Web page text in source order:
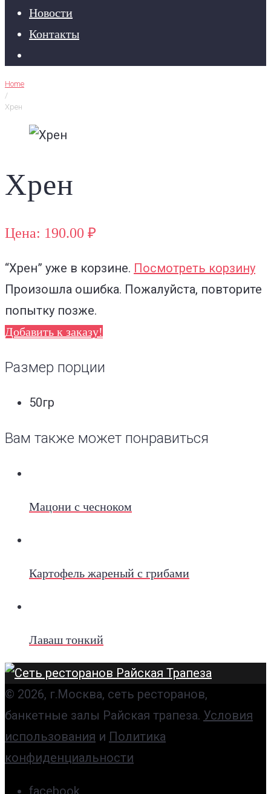
Новости
Контакты
Home
/
Хрен
Хрен
Цена: 190.00 ₽
“Хрен” уже в корзине. Посмотреть корзину
Произошла ошибка. Пожалуйста, повторите
попытку позже.
Добавить к заказу!
Размер порции
50гр
Вам также может понравиться
Мацони с чесноком
Картофель жареный с грибами
Лаваш тонкий
© 2026, г.Москва, сеть ресторанов,
банкетные залы Райская трапеза. Условия
использования и Политика
конфиденциальности
facebook